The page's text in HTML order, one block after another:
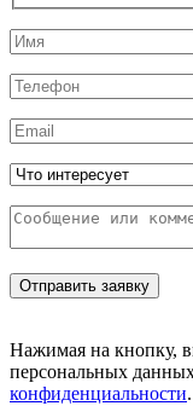
Нажимая на кнопку,
персональных
конфиденциальности.